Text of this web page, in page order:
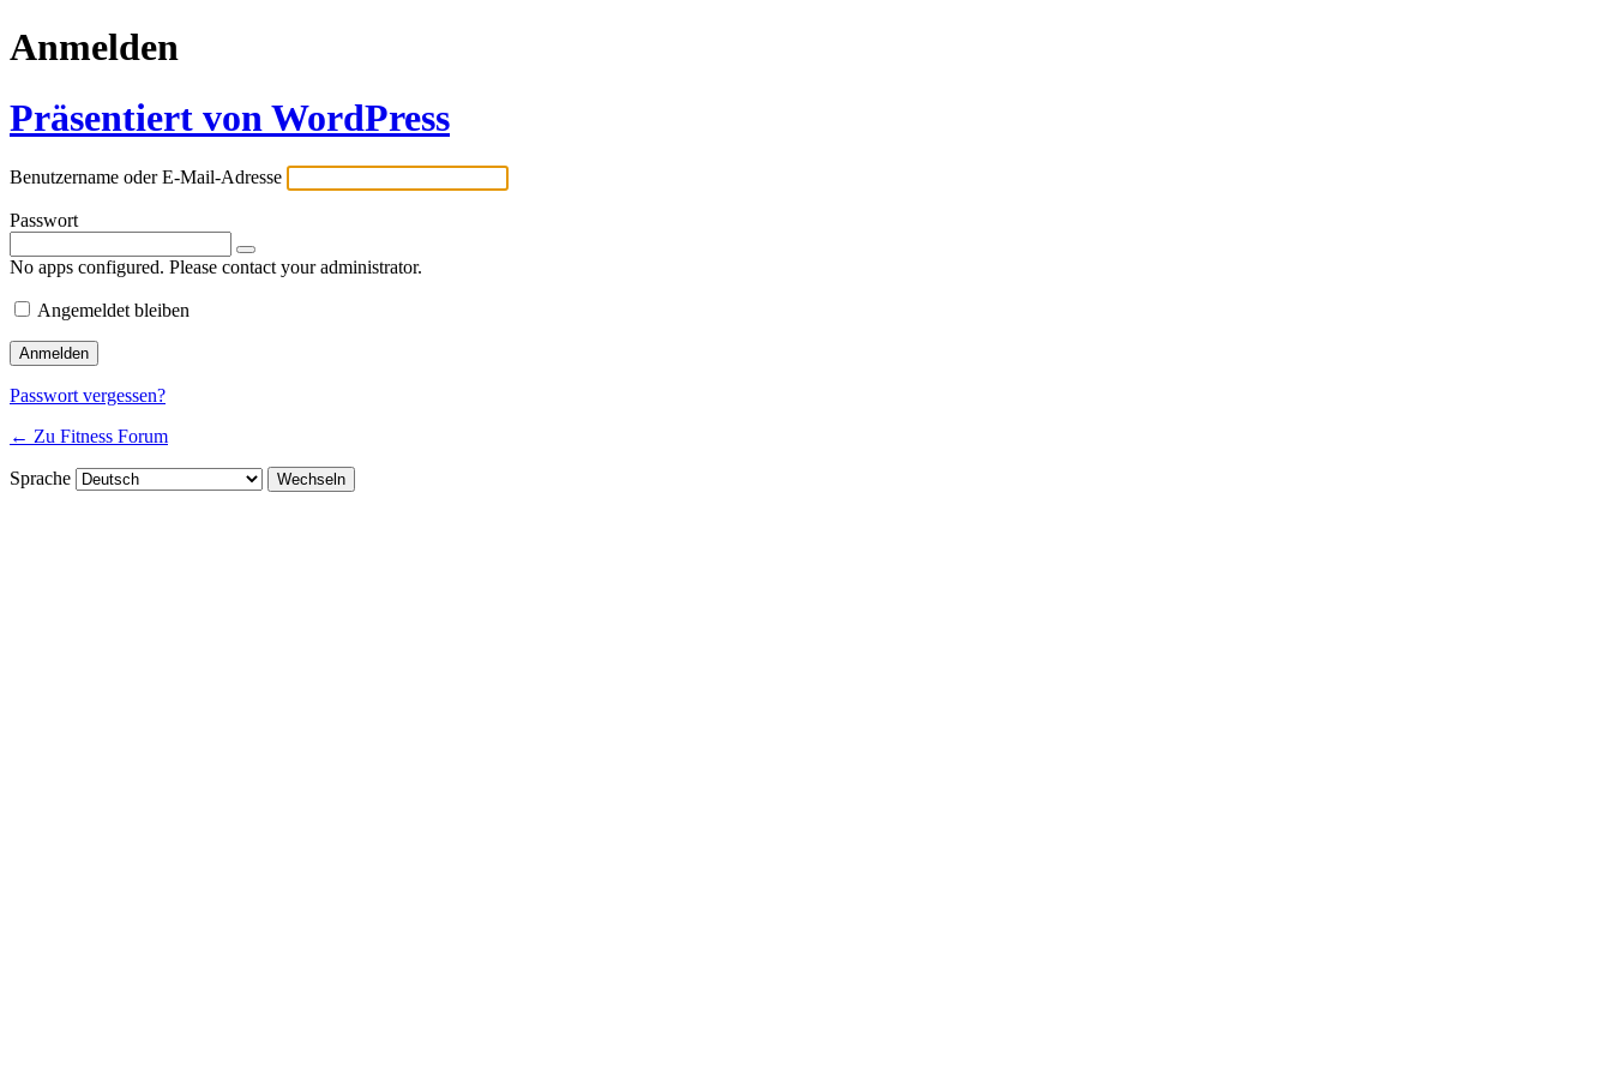
Anmelden
Präsentiert von WordPress
Benutzername oder E-Mail-Adresse
Passwort
No apps configured. Please contact your administrator.
Angemeldet bleiben
Passwort vergessen?
← Zu Fitness Forum
Sprache